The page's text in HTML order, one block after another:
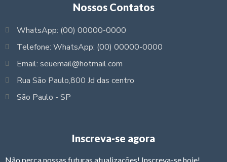
Nossos Contatos
WhatsApp: (00) 00000-0000
Telefone: WhatsApp: (00) 00000-0000
Email: seuemail@hotmail.com
Rua São Paulo,800 Jd das centro
São Paulo - SP
Inscreva-se agora
Não perca nossas futuras atualizações! Inscreva-se hoje!